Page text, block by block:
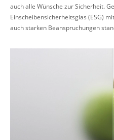
auch alle Wünsche zur Sicherheit.
Einscheibensicherheitsglas (ESG)
auch starken Beanspruchungen